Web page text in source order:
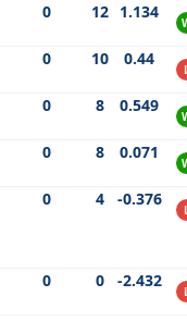
0 12 1.134
0 10 0.44
0 8 0.549
0 8 0.071
0 4 -0.376
0 0 -2.432